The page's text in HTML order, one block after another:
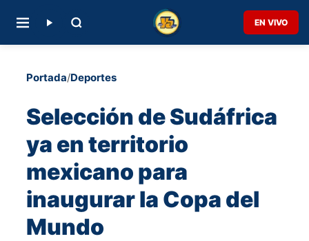
EN VIVO
Portada/Deportes
Selección de Sudáfrica
ya en territorio
mexicano para
inaugurar la Copa del
Mundo